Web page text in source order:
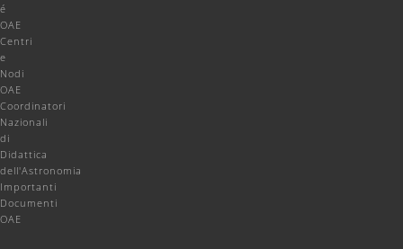
é
OAE
Centri
e
Nodi
OAE
Coordinatori
Nazionali
di
Didattica
dell'Astronomia
Importanti
Documenti
OAE